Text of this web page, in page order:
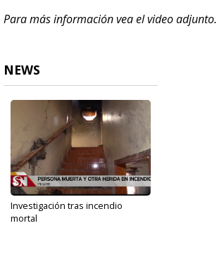
Para más información vea el video adjunto.
NEWS
Investigación tras incendio
mortal